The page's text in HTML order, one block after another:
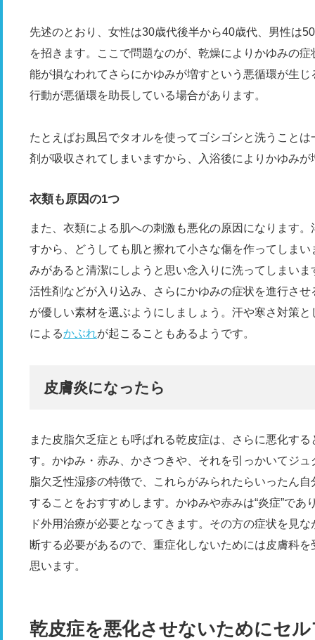
先述のとおり、女性は30歳代後半から40歳代、男性は
を招きます。ここで問題なのが、乾燥によりかゆみの
能が損なわれてさらにかゆみが増すという悪循環が生
行動が悪循環を助長している場合があります。
たとえばお風呂でタオルを使ってゴシゴシと洗うこと
剤が吸収されてしまいますから、入浴後によりかゆみ
衣類も原因の1つ
また、衣類による肌への刺激も悪化の原因になります
すから、どうしても肌と擦れて小さな傷を作ってしま
みがあると清潔にしようと思い念入りに洗ってしまい
活性剤などが入り込み、さらにかゆみの症状を進行さ
が優しい素材を選ぶようにしましょう。汗や寒さ対策
によるかぶれが起こることもあるようです。
皮膚炎になったら
また皮脂欠乏症とも呼ばれる乾皮症は、さらに悪化する
す。かゆみ・赤み、かさつきや、それを引っかいてジ
脂欠乏性湿疹の特徴で、これらがみられたらいったん
することをおすすめします。かゆみや赤みは“炎症”で
ド外用治療が必要となってきます。その方の症状を見
断する必要があるので、重症化しないためには皮膚科
思います。
乾皮症を悪化させないためにセ